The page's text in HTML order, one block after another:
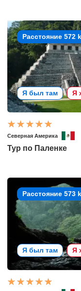
Расстояние 572
Я был там Я
Северная Америка
Тур по Паленке
Расстояние 573
Я был там Я